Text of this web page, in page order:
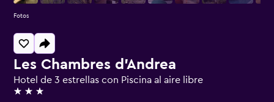
Les Chambres d'Andrea
Hotel de 3 estrellas con Piscina al aire libre
3 estrellas
Fotos